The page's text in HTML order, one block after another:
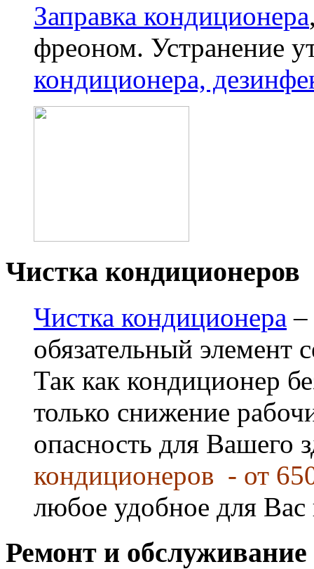
Заправка кондиционера
фреоном. Устранение
кондиционера,
Чистка кондиционеров
Чистка кондиционера –
обязательный элемент
Так как кондиционер
только снижение
опасность для Вашего
кондиционеров - от
любое удобное для Вас
Ремонт и обслуживание